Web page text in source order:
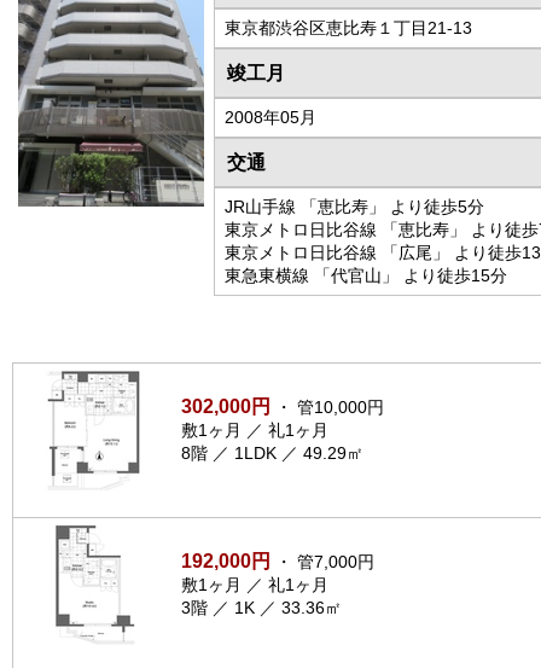
東京都渋谷区恵比寿１丁目21-13
竣工月
2008年05月
交通
JR山手線 「恵比寿」 より徒歩5分
東京メトロ日比谷線 「恵比寿」 より徒
東京メトロ日比谷線 「広尾」 より徒歩
東急東横線 「代官山」 より徒歩15分
302,000円
・ 管10,000円
敷1ヶ月 ／ 礼1ヶ月
8階 ／ 1LDK ／ 49.29㎡
192,000円
・ 管7,000円
敷1ヶ月 ／ 礼1ヶ月
3階 ／ 1K ／ 33.36㎡